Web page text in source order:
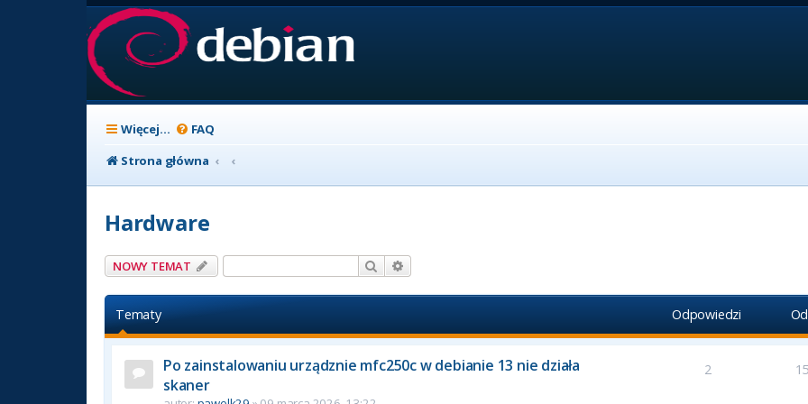
Więcej… FAQ
Strona główna
Hardware
NOWY TEMAT Szukaj
Tematy Odpowiedzi
Po zainstalowaniu urządznie mfc250c w debianie 13 nie działa
skaner
2